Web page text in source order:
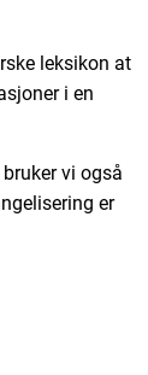
leksikon at
i en
vi også
er